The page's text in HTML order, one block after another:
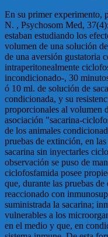
En su primer experimento,
N. , Psychosom Med,
estaban estudiando los
volumen de una solución
de una aversión gustatoria
intraperitonealmente
incondicionado-, 30
ó 10 ml. de solución de
condicionada, y su
proporcionales al volumen
asociación "sacarina-
de los animales
pruebas de extinción, en
sacarina sin inyectarles
observación se puso de
ciclofosfamida posee
que, durante las pruebas
reaccionado con
suministrada la sacarina;
vulnerables a los
en el medio y que, en